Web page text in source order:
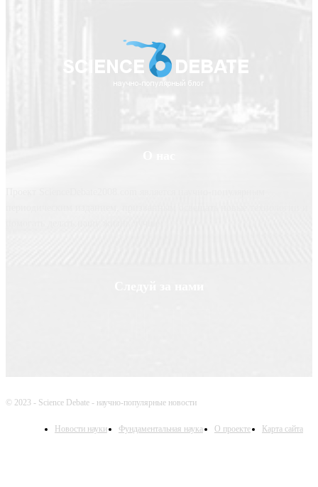
© 2023 - Science Debate - научно-популярные новости
Новости науки Фундаментальная наука О проекте Карта сайта